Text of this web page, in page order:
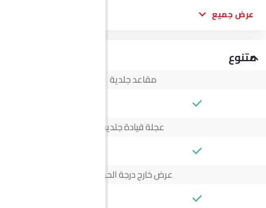
عرض جميع
متنوع
مقاعد جلدية
عجلة قيادة جلدية
عرض خارج درجة الحرارة